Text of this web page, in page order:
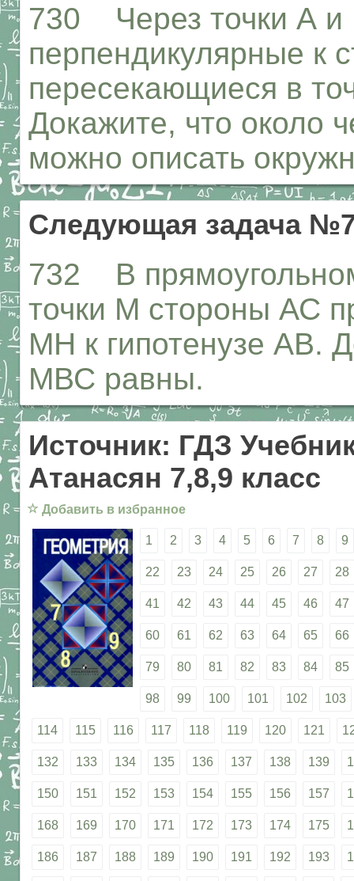
730 Через точки А
перпендикулярные к
пересекающиеся в
Докажите, что около
можно описать
Следующая задача
732 В
точки М стороны АС
МН к гипотенузе АВ.
МВС равны.
Источник: ГДЗ
Атанасян 7,8,9 класс
☆ Добавить в избранное
1 2 3 4 5 6 7 8 9
22 23 24 25 26 27 28
41 42 43 44 45 46 47
60 61 62 63 64 65 66
79 80 81 82 83 84 85
98 99 100 101 102 103
114 115 116 117 118 119 120 121
132 133 134 135 136 137 138 139
150 151 152 153 154 155 156 157
168 169 170 171 172 173 174 175
186 187 188 189 190 191 192 193